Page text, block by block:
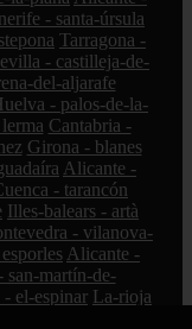
- santa-úrsula
Tarragona -
- castilleja-de-
del-aljarafe
- palos-de-la-
Cantabria -
Girona - blanes
Alicante -
- tarancón
Illes-balears - artà
- vilanova-
Alicante -
san-martín-de-
- el-espinar La-rioja